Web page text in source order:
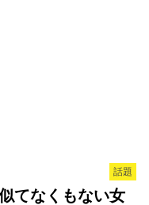
話題
てなくもない女